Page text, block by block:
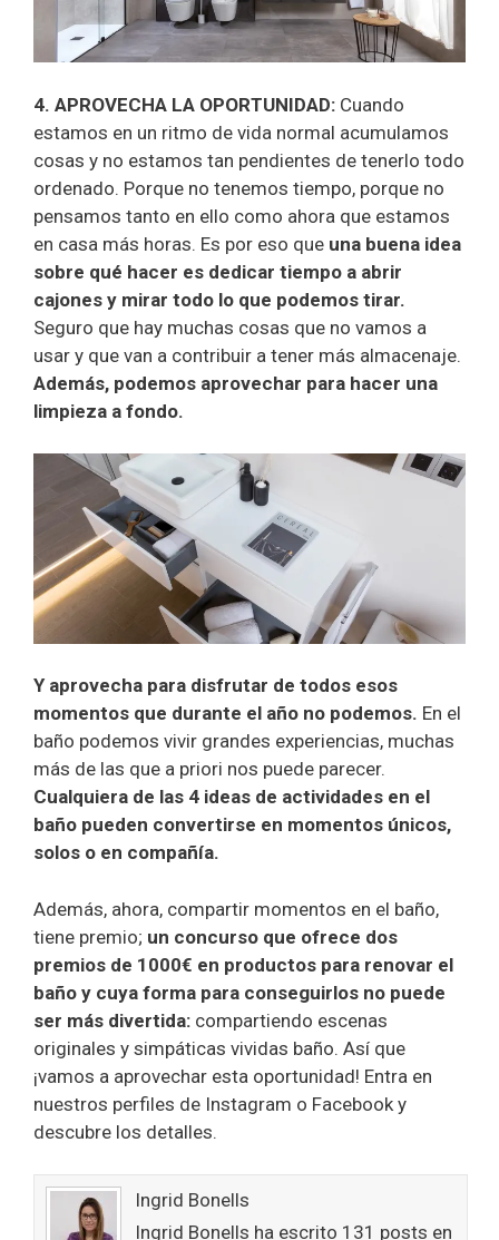
4. APROVECHA LA OPORTUNIDAD: Cuando
estamos en un ritmo de vida normal acumulamos
cosas y no estamos tan pendientes de tenerlo todo
ordenado. Porque no tenemos tiempo, porque no
pensamos tanto en ello como ahora que estamos
en casa más horas. Es por eso que una buena idea
sobre qué hacer es dedicar tiempo a abrir
cajones y mirar todo lo que podemos tirar.
Seguro que hay muchas cosas que no vamos a
usar y que van a contribuir a tener más almacenaje.
Además, podemos aprovechar para hacer una
limpieza a fondo.
Y aprovecha para disfrutar de todos esos
momentos que durante el año no podemos. En el
baño podemos vivir grandes experiencias, muchas
más de las que a priori nos puede parecer.
Cualquiera de las 4 ideas de actividades en el
baño pueden convertirse en momentos únicos,
solos o en compañía.
Además, ahora, compartir momentos en el baño,
tiene premio; un concurso que ofrece dos
premios de 1000€ en productos para renovar el
baño y cuya forma para conseguirlos no puede
ser más divertida: compartiendo escenas
originales y simpáticas vividas baño. Así que
¡vamos a aprovechar esta oportunidad! Entra en
nuestros perfiles de Instagram o Facebook y
descubre los detalles.
Ingrid Bonells
Ingrid Bonells ha escrito 131 posts en